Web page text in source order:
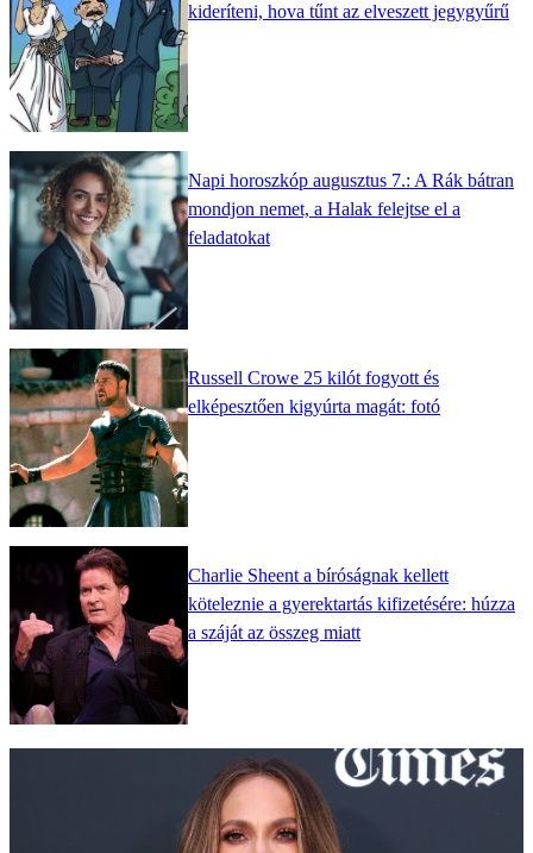
kideríteni, hova tűnt az elveszett jegygyűrű
Napi horoszkóp augusztus 7.: A Rák bátran
mondjon nemet, a Halak felejtse el a
feladatokat
Russell Crowe 25 kilót fogyott és
elképesztően kigyúrta magát: fotó
Charlie Sheent a bíróságnak kellett
köteleznie a gyerektartás kifizetésére: húzza
a száját az összeg miatt